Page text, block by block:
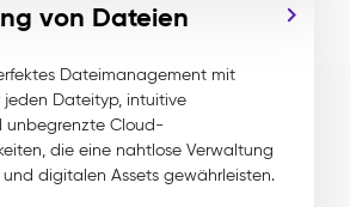
von Dateien
Dateimanagement mit
jeden Dateityp, intuitive
unbegrenzte Cloud-
die eine nahtlose Verwaltung
digitalen Assets gewährleisten.